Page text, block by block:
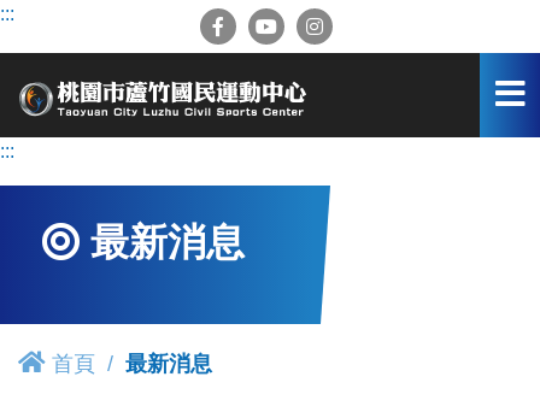
跳
容
:::
:::
最新消息
首頁 最新消息